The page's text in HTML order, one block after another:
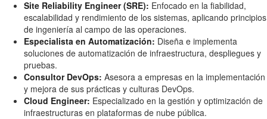
Site Reliability Engineer (SRE): Enfocado en la fiabilidad,
escalabilidad y rendimiento de los sistemas, aplicando principios
de ingeniería al campo de las operaciones.
Especialista en Automatización: Diseña e implementa
soluciones de automatización de infraestructura, despliegues y
pruebas.
Consultor DevOps: Asesora a empresas en la implementación
y mejora de sus prácticas y culturas DevOps.
Cloud Engineer: Especializado en la gestión y optimización de
infraestructuras en plataformas de nube pública.